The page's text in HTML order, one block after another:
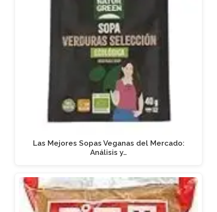
Las Mejores Sopas Veganas del Mercado:
Análisis y…